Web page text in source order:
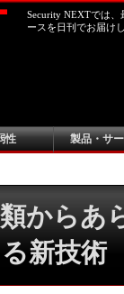
Security NEXTでは
ースを日刊でお届け
性 製品・サ
からあ
新技術